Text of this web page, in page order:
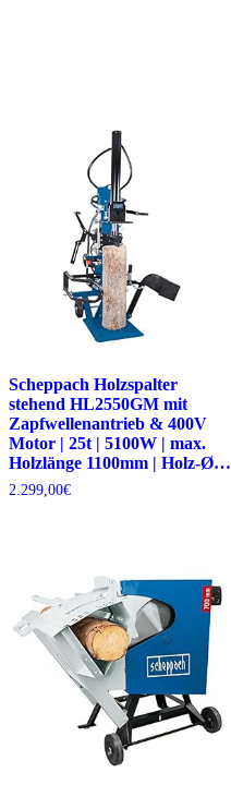
Scheppach Holzspalter
stehend HL2550GM mit
Zapfwellenantrieb & 400V
Motor | 25t | 5100W | max.
Holzlänge 1100mm | Holz-Ø…
2.299,00€